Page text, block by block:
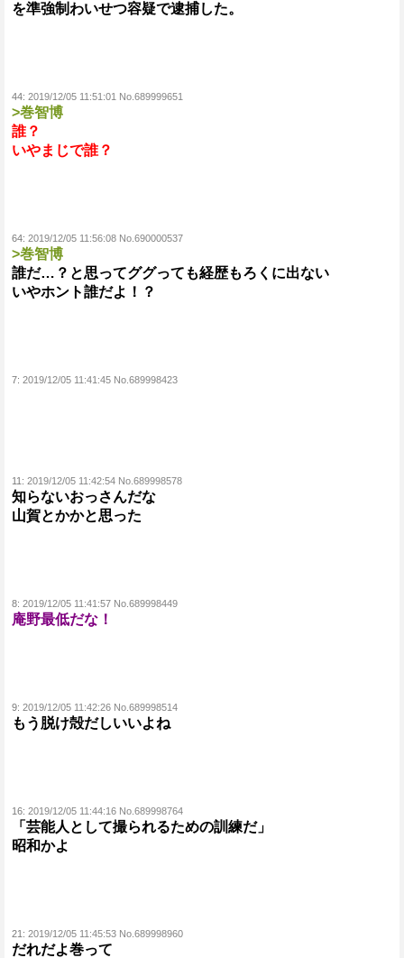
を準強制わいせつ容疑で逮捕した。
44: 2019/12/05 11:51:01 No.689999651
>巻智博
誰？
いやまじで誰？
64: 2019/12/05 11:56:08 No.690000537
>巻智博
誰だ…？と思ってググっても経歴もろくに出ない
いやホント誰だよ！？
7: 2019/12/05 11:41:45 No.689998423
11: 2019/12/05 11:42:54 No.689998578
知らないおっさんだな
山賀とかかと思った
8: 2019/12/05 11:41:57 No.689998449
庵野最低だな！
9: 2019/12/05 11:42:26 No.689998514
もう脱け殻だしいいよね
16: 2019/12/05 11:44:16 No.689998764
「芸能人として撮られるための訓練だ」
昭和かよ
21: 2019/12/05 11:45:53 No.689998960
だれだよ巻って